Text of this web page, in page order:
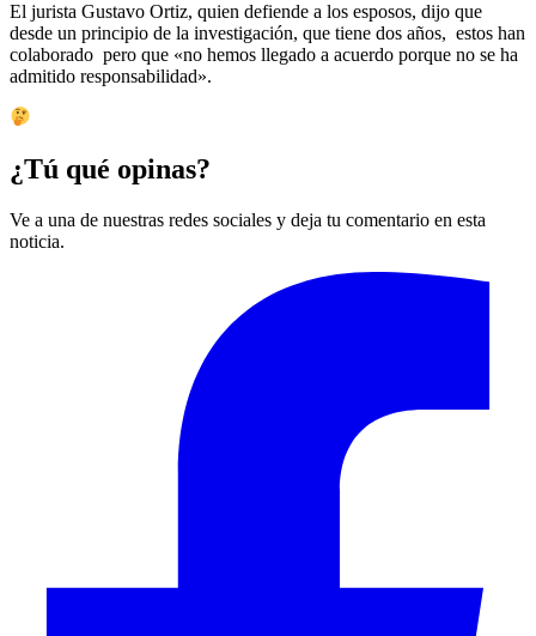
El jurista Gustavo Ortiz, quien defiende a los esposos, dijo que
desde un principio de la investigación, que tiene dos años, estos han
colaborado pero que «no hemos llegado a acuerdo porque no se ha
admitido responsabilidad».
¿Tú qué opinas?
Ve a una de nuestras redes sociales y deja tu comentario en esta
noticia.